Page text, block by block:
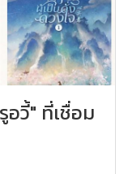
วี้" ที่เชื่อม